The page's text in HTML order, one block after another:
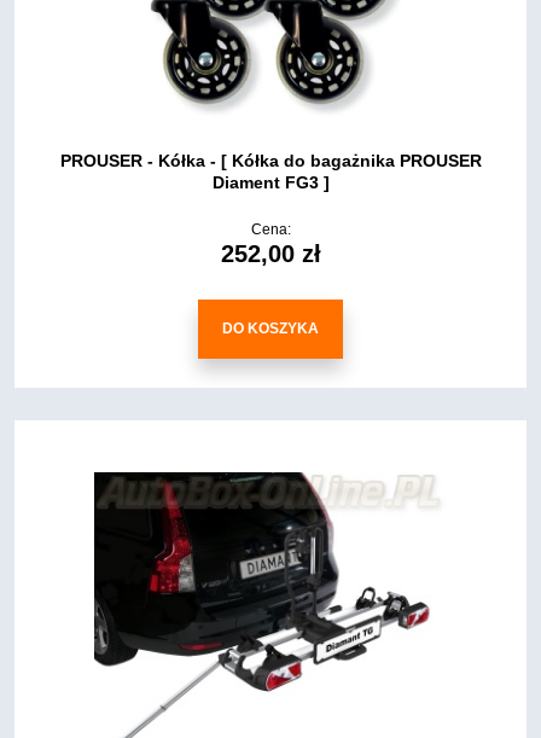
PROUSER - Kółka - [ Kółka do bagażnika PROUSER
Diament FG3 ]
Cena:
252,00 zł
DO KOSZYKA